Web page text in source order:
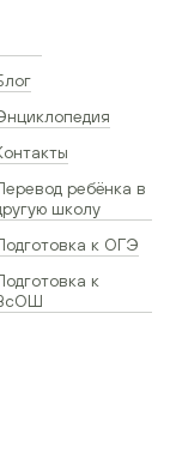
ребёнка в
школу
к ОГЭ
к